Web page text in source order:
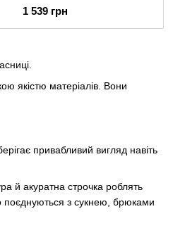
якістю матеріалів. Вони
привабливий вигляд навіть
й акуратна строчка роблять
поєднуються з сукнею, брюками
1 539 грн